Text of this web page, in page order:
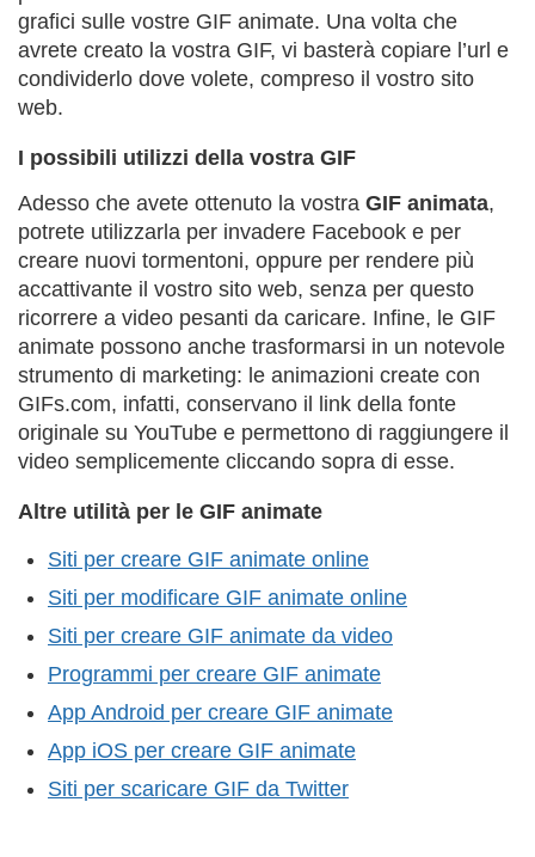
grafici sulle vostre GIF animate. Una volta che
avrete creato la vostra GIF, vi basterà copiare l’url e
condividerlo dove volete, compreso il vostro sito
web.
I possibili utilizzi della vostra GIF
Adesso che avete ottenuto la vostra GIF animata,
potrete utilizzarla per invadere Facebook e per
creare nuovi tormentoni, oppure per rendere più
accattivante il vostro sito web, senza per questo
ricorrere a video pesanti da caricare. Infine, le GIF
animate possono anche trasformarsi in un notevole
strumento di marketing: le animazioni create con
GIFs.com, infatti, conservano il link della fonte
originale su YouTube e permettono di raggiungere il
video semplicemente cliccando sopra di esse.
Altre utilità per le GIF animate
Siti per creare GIF animate online
Siti per modificare GIF animate online
Siti per creare GIF animate da video
Programmi per creare GIF animate
App Android per creare GIF animate
App iOS per creare GIF animate
Siti per scaricare GIF da Twitter